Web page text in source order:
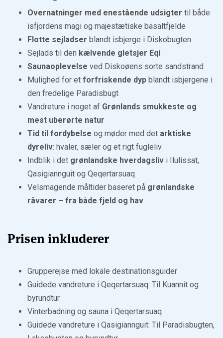
Overnatninger med enestående udsigter til både
isfjordens magi og majestætiske basaltfjelde
Flotte sejladser blandt isbjerge i Diskobugten
Sejlads til den kælvende gletsjer Eqi
Saunaoplevelse ved Diskoøens sorte sandstrand
Mulighed for et forfriskende dyp blandt isbjergene i
den fredelige Paradisbugt
Vandreture i noget af Grønlands smukkeste og
mest uberørte natur
Tid til fordybelse og møder med det arktiske
dyreliv: hvaler, sæler og et rigt fugleliv
Indblik i det grønlandske hverdagsliv i Ilulissat,
Qasigiannguit og Qeqertarsuaq
Velsmagende måltider baseret på grønlandske
råvarer – fra både fjeld og hav
Prisen inkluderer
Grupperejse med lokale destinationsguider
Guidede vandreture i Qeqertarsuaq: Til Kuannit og
byrundtur
Vinterbadning og sauna i Qeqertarsuaq
Guidede vandreture i Qasigiannguit: Til Paradisbugten,